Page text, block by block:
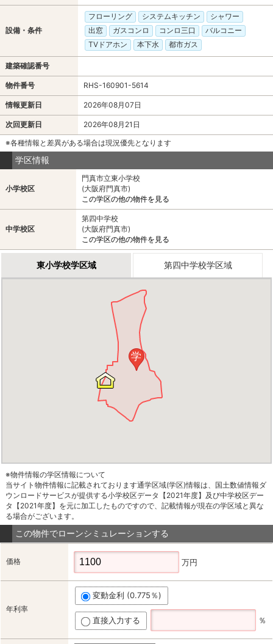
設備・条件
フローリング システムキッチン
シャワー
出窓
ガスコンロ コンロ三口
バルコニー
TVドアホン
本下水 都市ガス
建築確認番号
物件番号 RHS-160901-5614
情報更新日 2026年08月07日
次回更新日
2026年08月21日
※各種情報と差異がある場合は現況優先となります
学区情報
小学校区
門真市立東小学校
(大阪府門真市)
この学区の他の物件を見る
中学校区
第四中学校
(大阪府門真市)
この学区の他の物件を見る
東小学校学区域 第四中学校学区域
学
※物件情報の学区情報について
当サイト物件情報に記載されております通学区域(学区)情報は、国土数値情報ダ
ウンロードサービスが提供する小学校区データ【2021年度】及び中学校区デー
タ【2021年度】を元に加工したものですので、記載情報が現在の学区域と異な
る場合がございます。
この物件でローンシミュレーションする
価格 万円
年利率
変動金利 (0.775％)
直接入力する ％